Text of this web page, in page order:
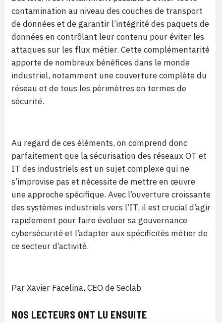
contamination au niveau des couches de transport
de données et de garantir l’intégrité des paquets de
données en contrôlant leur contenu pour éviter les
attaques sur les flux métier. Cette complémentarité
apporte de nombreux bénéfices dans le monde
industriel, notamment une couverture complète du
réseau et de tous les périmètres en termes de
sécurité.
Au regard de ces éléments, on comprend donc
parfaitement que la sécurisation des réseaux OT et
IT des industriels est un sujet complexe qui ne
s’improvise pas et nécessite de mettre en œuvre
une approche spécifique. Avec l’ouverture croissante
des systèmes industriels vers l’IT, il est crucial d’agir
rapidement pour faire évoluer sa gouvernance
cybersécurité et l’adapter aux spécificités métier de
ce secteur d’activité.
Par Xavier Facelina, CEO de Seclab
NOS LECTEURS ONT LU ENSUITE